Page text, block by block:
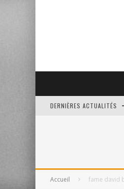
DERNIÈRES ACTUALITÉS
Accueil fame david